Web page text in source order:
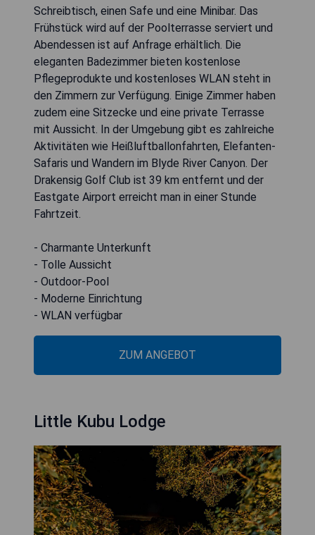
Schreibtisch, einen Safe und eine Minibar. Das
Frühstück wird auf der Poolterrasse serviert und
Abendessen ist auf Anfrage erhältlich. Die
eleganten Badezimmer bieten kostenlose
Pflegeprodukte und kostenloses WLAN steht in
den Zimmern zur Verfügung. Einige Zimmer haben
zudem eine Sitzecke und eine private Terrasse
mit Aussicht. In der Umgebung gibt es zahlreiche
Aktivitäten wie Heißluftballonfahrten, Elefanten-
Safaris und Wandern im Blyde River Canyon. Der
Drakensig Golf Club ist 39 km entfernt und der
Eastgate Airport erreicht man in einer Stunde
Fahrtzeit.
- Charmante Unterkunft
- Tolle Aussicht
- Outdoor-Pool
- Moderne Einrichtung
- WLAN verfügbar
ZUM ANGEBOT
Little Kubu Lodge